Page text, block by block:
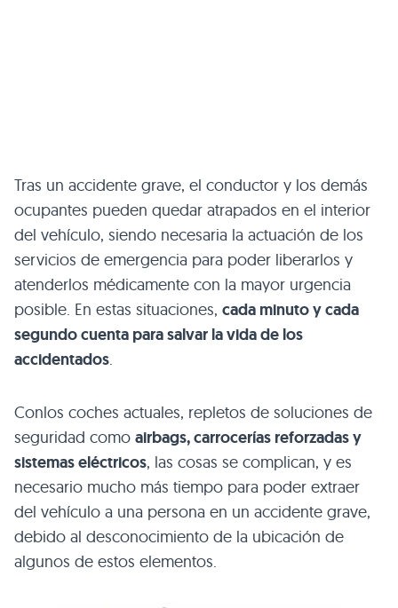
Tras un accidente grave, el conductor y los demás
ocupantes pueden quedar atrapados en el interior
del vehículo, siendo necesaria la actuación de los
servicios de emergencia para poder liberarlos y
atenderlos médicamente con la mayor urgencia
posible. En estas situaciones, cada minuto y cada
segundo cuenta para salvar la vida de los
accidentados.
Conlos coches actuales, repletos de soluciones de
seguridad como airbags, carrocerías reforzadas y
sistemas eléctricos, las cosas se complican, y es
necesario mucho más tiempo para poder extraer
del vehículo a una persona en un accidente grave,
debido al desconocimiento de la ubicación de
algunos de estos elementos.